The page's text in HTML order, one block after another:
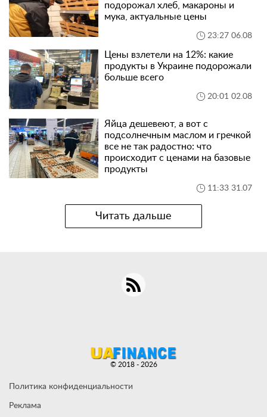
подорожал хлеб, макароны и
мука, актуальные цены
23:27 06.08
Цены взлетели на 12%: какие
продукты в Украине подорожали
больше всего
20:01 02.08
Яйца дешевеют, а вот с
подсолнечным маслом и гречкой
все не так радостно: что
происходит с ценами на базовые
продукты
11:33 31.07
Читать дальше
Политика конфиденциальности
Реклама
© 2018 - 2026